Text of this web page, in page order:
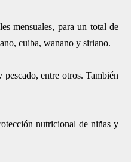
mensuales, para un total de
cuiba, wanano y siriano.
entre otros. También
nutricional de niñas y